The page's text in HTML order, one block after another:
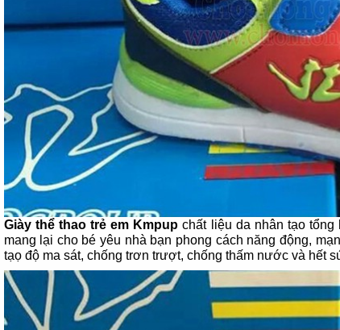
Giày thể thao trẻ em Kmpup chất liệu da nhân tạo
mang lại cho bé yêu nhà bạn phong cách năng động,
tạọ độ ma sát, chống trơn trượt, chống thấm nước và hết